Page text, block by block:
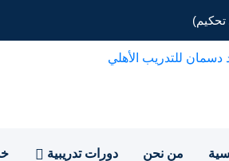
تحكيم)
من نحن دورات تدريبية